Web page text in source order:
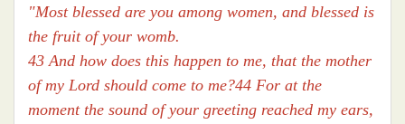
"Most blessed are you among women, and blessed is
the fruit of your womb.
43 And how does this happen to me, that the mother
of my Lord should come to me?44 For at the
moment the sound of your greeting reached my ears,